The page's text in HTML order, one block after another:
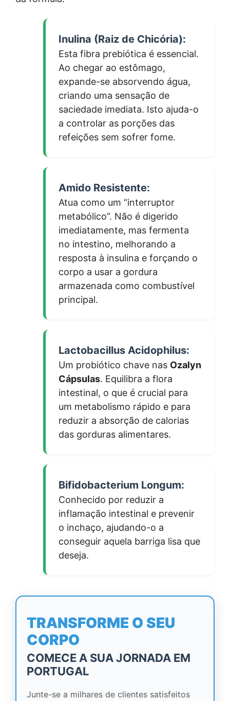
Inulina (Raiz de Chicória):
Esta fibra prebiótica é essencial.
Ao chegar ao estômago,
expande-se absorvendo água,
criando uma sensação de
saciedade imediata. Isto ajuda-o
a controlar as porções das
refeições sem sofrer fome.
Amido Resistente:
Atua como um “interruptor
metabólico”. Não é digerido
imediatamente, mas fermenta
no intestino, melhorando a
resposta à insulina e forçando o
corpo a usar a gordura
armazenada como combustível
principal.
Lactobacillus Acidophilus:
Um probiótico chave nas Ozalyn
Cápsulas. Equilibra a flora
intestinal, o que é crucial para
um metabolismo rápido e para
reduzir a absorção de calorias
das gorduras alimentares.
Bifidobacterium Longum:
Conhecido por reduzir a
inflamação intestinal e prevenir
o inchaço, ajudando-o a
conseguir aquela barriga lisa que
deseja.
TRANSFORME O SEU
CORPO
COMECE A SUA JORNADA EM
PORTUGAL
Junte-se a milhares de clientes satisfeitos